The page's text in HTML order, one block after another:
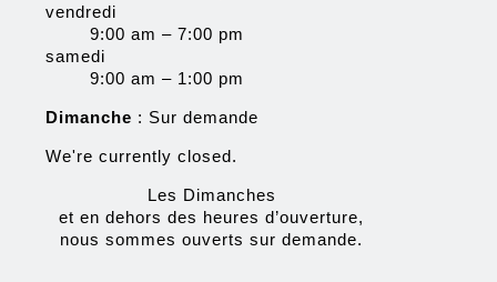
vendredi
9:00 am – 7:00 pm
samedi
9:00 am – 1:00 pm
Dimanche : Sur demande
We're currently closed.
Les Dimanches
et en dehors des heures d’ouverture,
nous sommes ouverts sur demande.